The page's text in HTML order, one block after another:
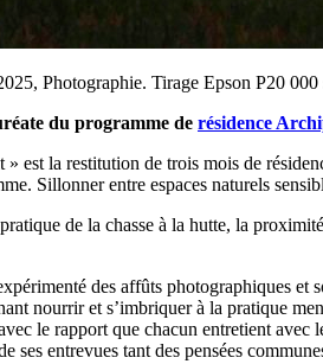
Photographie. Tirage Epson P20
du programme de résidence
est la restitution de trois mois de
Sillonner entre espaces naturels
de la chasse à la hutte, la
des affûts photographiques
nourrir et s’imbriquer à la pratique
le rapport que chacun entretient
ses entrevues tant des pensées